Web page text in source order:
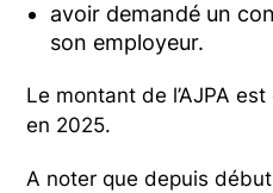
avoir demandé un
son employeur.
Le montant de l’AJPA
en 2025.
A noter que depuis